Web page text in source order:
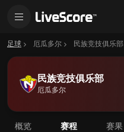
足球 厄瓜多尔 民族竞技俱乐部
民族竞技俱乐部
厄瓜多尔
概览 赛程 赛果